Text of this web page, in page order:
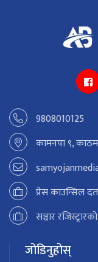
9808010125
कामनपा ९,
प्रेस काउन्सिल
सञ्चार
जोडिनुहोस्